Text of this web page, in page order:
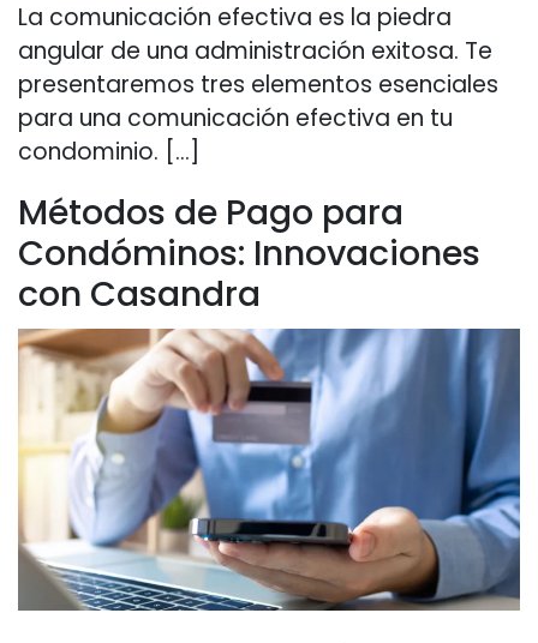
La comunicación efectiva es la piedra
angular de una administración exitosa. Te
presentaremos tres elementos esenciales
para una comunicación efectiva en tu
condominio. […]
Métodos de Pago para
Condóminos: Innovaciones
con Casandra